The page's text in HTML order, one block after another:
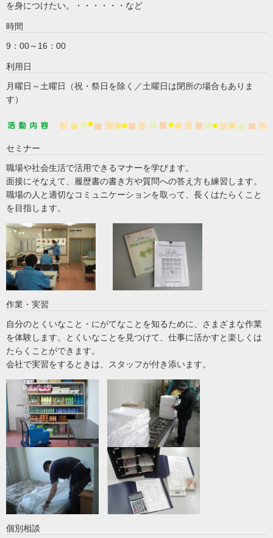
を身につけたい。・・・・・・など
時間
9：00～16：00
利用日
月曜日～土曜日（祝・祭日を除く／土曜日は閉所の場合もありま
す）
セミナー
職場や社会生活で活用できるマナーを学びます。
面接にそなえて、履歴書の書き方や質問への答え方も練習します。
職場の人と適切なコミュニケーションを取って、長くはたらくこと
を目指します。
作業・実習
自分のとくいなこと・にがてなことを知るために、さまざまな作業
を体験します。とくいなことを見つけて、仕事に活かすと楽しくは
たらくことができます。
会社で実習をするときは、スタッフが付き添います。
個別相談